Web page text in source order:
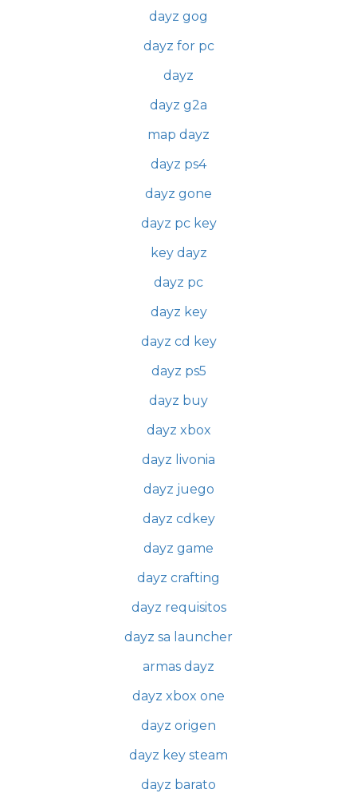
dayz gog
dayz for pc
dayz
dayz g2a
map dayz
dayz ps4
dayz gone
dayz pc key
key dayz
dayz pc
dayz key
dayz cd key
dayz ps5
dayz buy
dayz xbox
dayz livonia
dayz juego
dayz cdkey
dayz game
dayz crafting
dayz requisitos
dayz sa launcher
armas dayz
dayz xbox one
dayz origen
dayz key steam
dayz barato